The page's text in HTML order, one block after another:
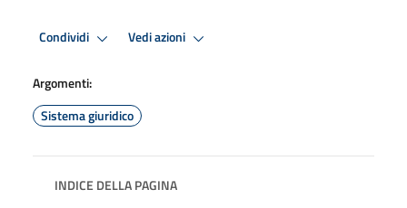
Condividi Vedi azioni
Argomenti:
Sistema giuridico
INDICE DELLA PAGINA